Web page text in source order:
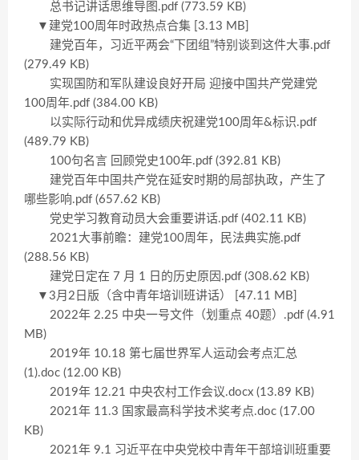
总书记讲话思维导图.pdf (773.59 KB)
▼建党100周年时政热点合集 [3.13 MB]
建党百年，习近平两会“下团组”特别谈到这件大事.pdf
(279.49 KB)
实现国防和军队建设良好开局 迎接中国共产党建党
100周年.pdf (384.00 KB)
以实际行动和优异成绩庆祝建党100周年&标识.pdf
(489.79 KB)
100句名言 回顾党史100年.pdf (392.81 KB)
建党百年中国共产党在延安时期的局部执政，产生了
哪些影响.pdf (657.62 KB)
党史学习教育动员大会重要讲话.pdf (402.11 KB)
2021大事前瞻：建党100周年，民法典实施.pdf
(288.56 KB)
建党日定在 7 月 1 日的历史原因.pdf (308.62 KB)
▼3月2日版（含中青年培训班讲话） [47.11 MB]
2022年 2.25 中央一号文件（划重点 40题）.pdf (4.91
MB)
2019年 10.18 第七届世界军人运动会考点汇总
(1).doc (12.00 KB)
2019年 12.21 中央农村工作会议.docx (13.89 KB)
2021年 11.3 国家最高科学技术奖考点.doc (17.00
KB)
2021年 9.1 习近平在中央党校中青年干部培训班重要